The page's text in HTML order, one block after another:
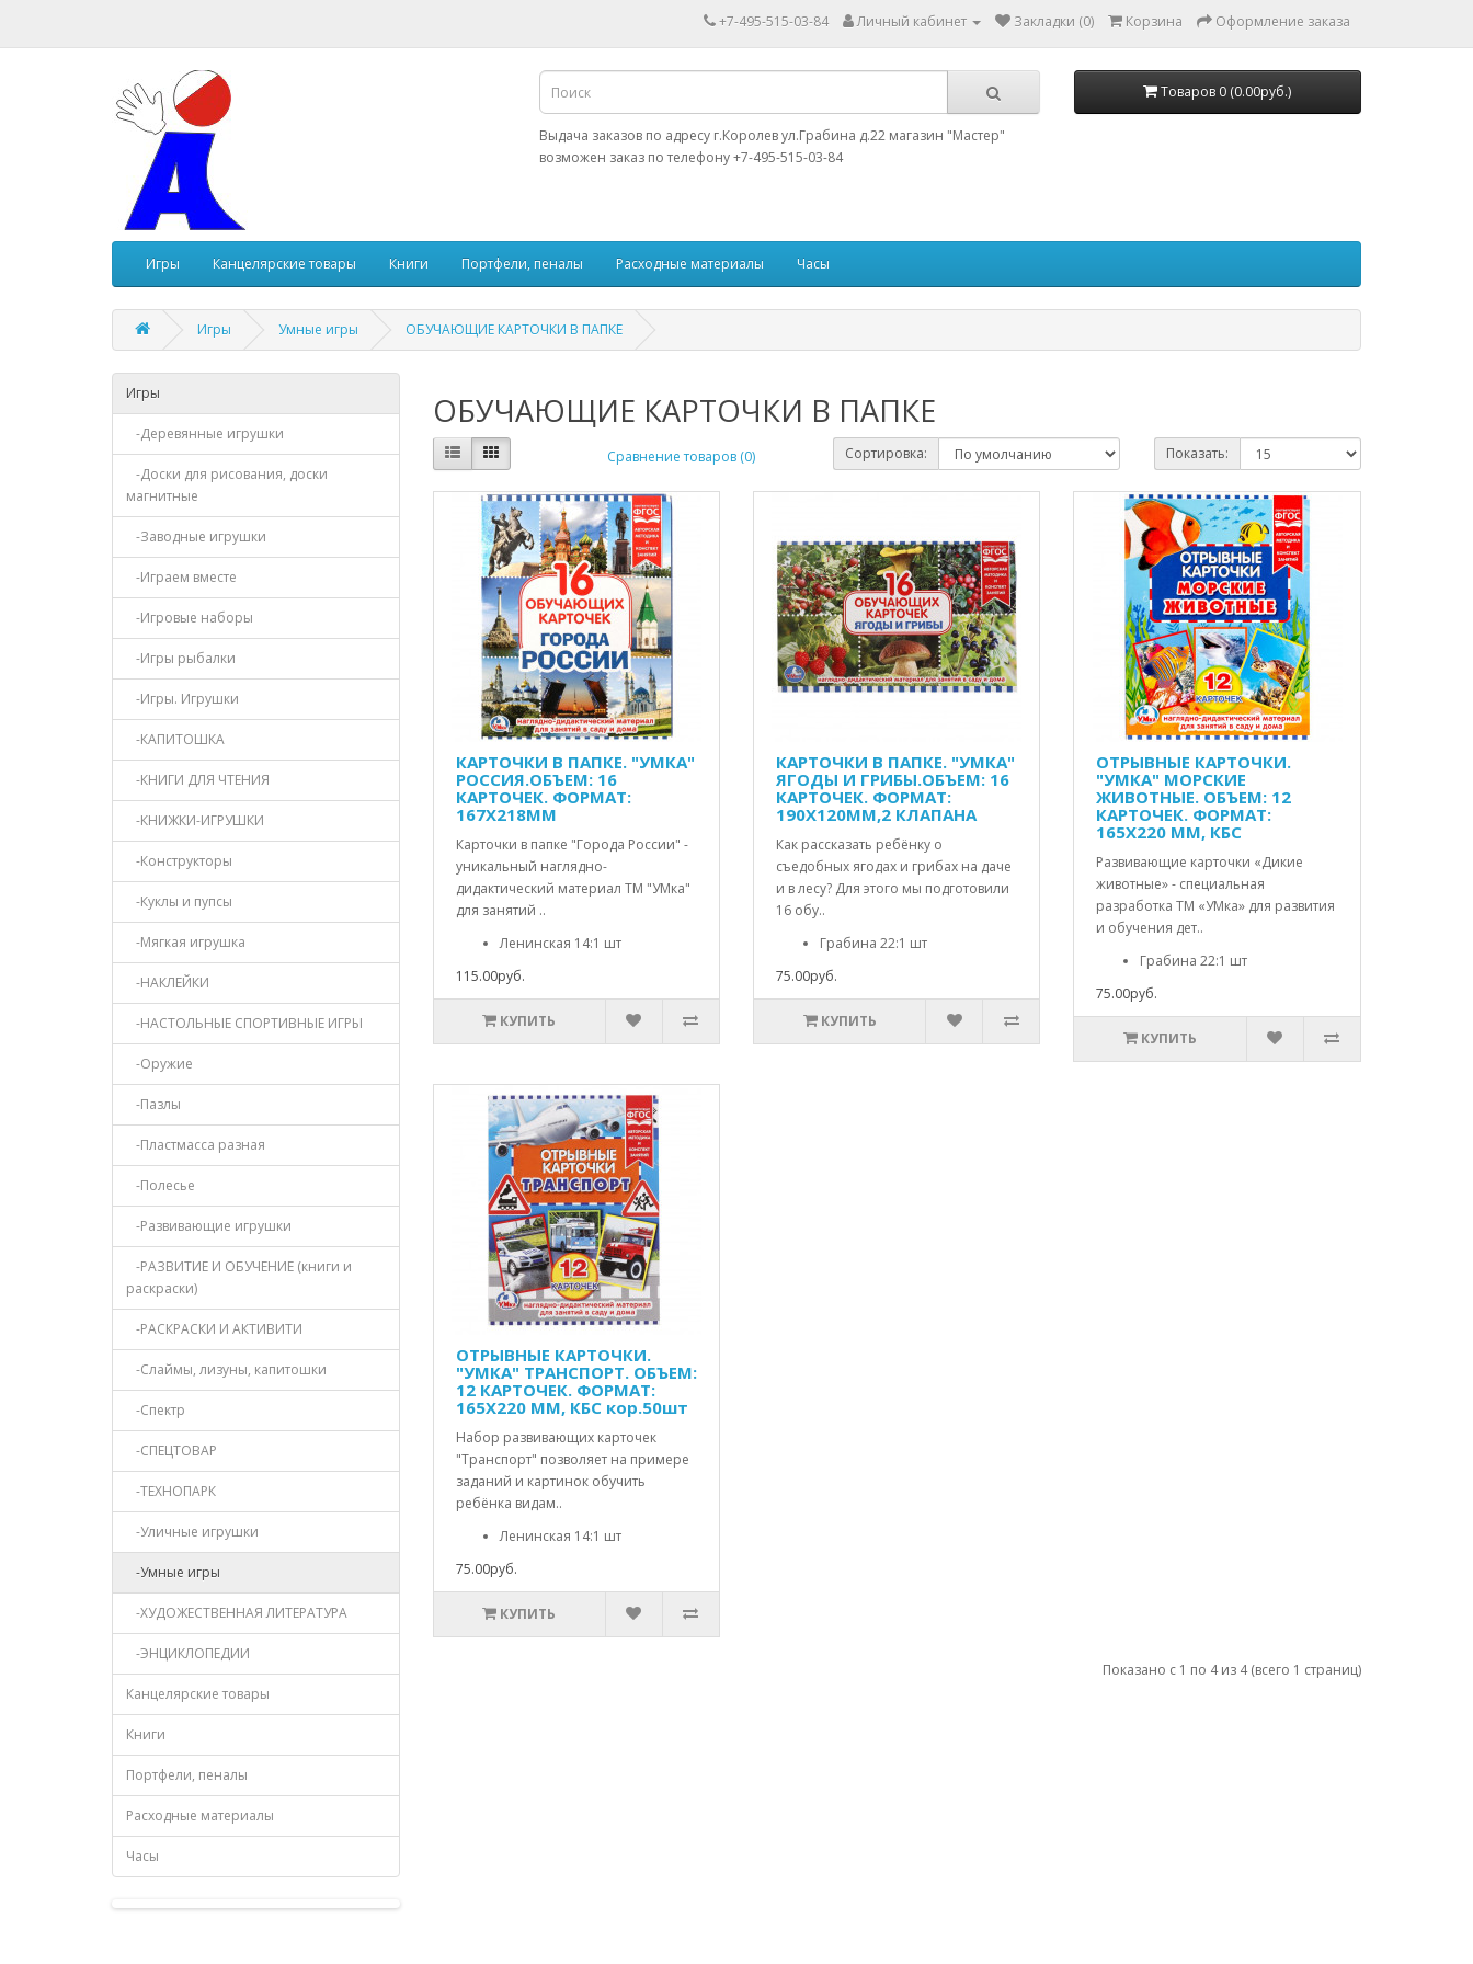
+7-495-515-03-84 Личный кабинет Закладки (0) Корзина Оформление заказа
Товаров 0 (0.00руб.)
Выдача заказов по адресу г.Королев ул.Грабина д.22 магазин "Мастер"
возможен заказ по телефону +7-495-515-03-84
Игры Канцелярские товары Книги Портфели, пеналы Расходные материалы Часы
Игры Умные игры ОБУЧАЮЩИЕ КАРТОЧКИ В ПАПКЕ
Игры
-Деревянные игрушки
-Доски для рисования, доски
магнитные
-Заводные игрушки
-Играем вместе
-Игровые наборы
-Игры рыбалки
-Игры. Игрушки
-КАПИТОШКА
-КНИГИ ДЛЯ ЧТЕНИЯ
-КНИЖКИ-ИГРУШКИ
-Конструкторы
-Куклы и пупсы
-Мягкая игрушка
-НАКЛЕЙКИ
-НАСТОЛЬНЫЕ СПОРТИВНЫЕ ИГРЫ
-Оружие
-Пазлы
-Пластмасса разная
-Полесье
-Развивающие игрушки
-РАЗВИТИЕ И ОБУЧЕНИЕ (книги и
раскраски)
-РАСКРАСКИ И АКТИВИТИ
-Слаймы, лизуны, капитошки
-Спектр
-СПЕЦТОВАР
-ТЕХНОПАРК
-Уличные игрушки
-Умные игры
-ХУДОЖЕСТВЕННАЯ ЛИТЕРАТУРА
-ЭНЦИКЛОПЕДИИ
Канцелярские товары
Книги
Портфели, пеналы
Расходные материалы
Часы
ОБУЧАЮЩИЕ КАРТОЧКИ В ПАПКЕ
Сравнение товаров (0) Сортировка: Показать:
КАРТОЧКИ В ПАПКЕ. "УМКА"
РОССИЯ.ОБЪЕМ: 16
КАРТОЧЕК. ФОРМАТ:
167Х218ММ
Карточки в папке "Города России" -
уникальный наглядно-
дидактический материал ТМ "УМка"
для занятий ..
Ленинская 14:1 шт
115.00руб.
КУПИТЬ
КАРТОЧКИ В ПАПКЕ. "УМКА"
ЯГОДЫ И ГРИБЫ.ОБЪЕМ: 16
КАРТОЧЕК. ФОРМАТ:
190Х120ММ,2 КЛАПАНА
Как рассказать ребёнку о
съедобных ягодах и грибах на даче
и в лесу? Для этого мы подготовили
16 обу..
Грабина 22:1 шт
75.00руб.
КУПИТЬ
ОТРЫВНЫЕ КАРТОЧКИ.
"УМКА" МОРСКИЕ
ЖИВОТНЫЕ. ОБЪЕМ: 12
КАРТОЧЕК. ФОРМАТ:
165Х220 ММ, КБС
Развивающие карточки «Дикие
животные» - специальная
разработка ТМ «УМка» для развития
и обучения дет..
Грабина 22:1 шт
75.00руб.
КУПИТЬ
ОТРЫВНЫЕ КАРТОЧКИ.
"УМКА" ТРАНСПОРТ. ОБЪЕМ:
12 КАРТОЧЕК. ФОРМАТ:
165Х220 ММ, КБС кор.50шт
Набор развивающих карточек
"Транспорт" позволяет на примере
заданий и картинок обучить
ребёнка видам..
Ленинская 14:1 шт
75.00руб.
КУПИТЬ
Показано с 1 по 4 из 4 (всего 1 страниц)